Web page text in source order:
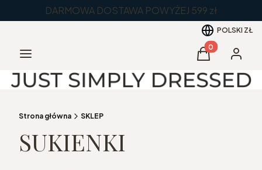
DARMOWA DOSTAWA POWYŻEJ 599 zł
POLSKI ZŁ
Menu Produkty w
Koszyk
Strona główna SKLEP
SUKIENKI